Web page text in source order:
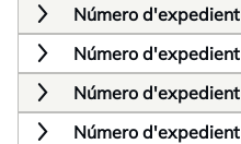
Número d'expedient
Número d'expedient
Número d'expedient
Número d'expedient